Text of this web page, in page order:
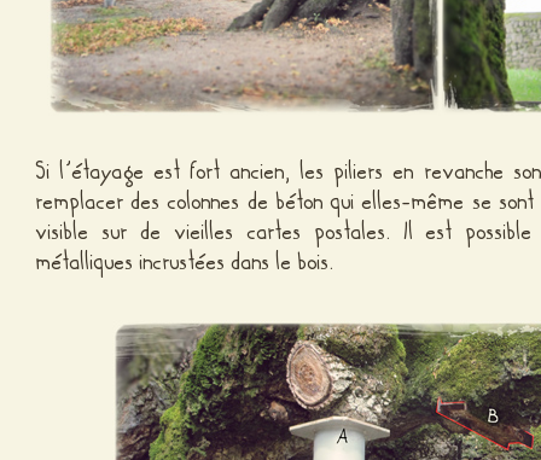
Si l’étayage est fort ancien, les piliers en revanche
remplacer des colonnes de béton qui elles-même se
visible sur de vieilles cartes postales. Il est
métalliques incrustées dans le bois.